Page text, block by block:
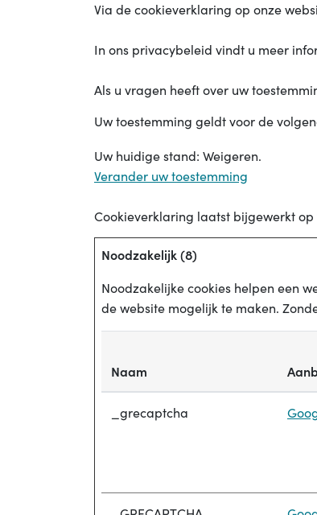
Via de cookieverklaring op onze
In ons privacybeleid vindt u meer
Als u vragen heeft over uw
Uw toestemming geldt voor de
Uw huidige stand: Weigeren.
Verander uw toestemming
Cookieverklaring laatst bijgewerkt op
Noodzakelijk (8)
Noodzakelijke cookies helpen een
de website mogelijk te maken.
Naam
_grecaptcha